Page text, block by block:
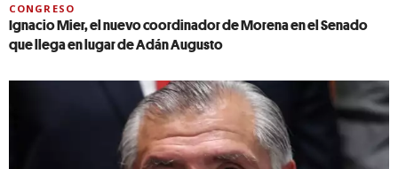
CONGRESO
Ignacio Mier, el nuevo coordinador de Morena en el Senado
que llega en lugar de Adán Augusto